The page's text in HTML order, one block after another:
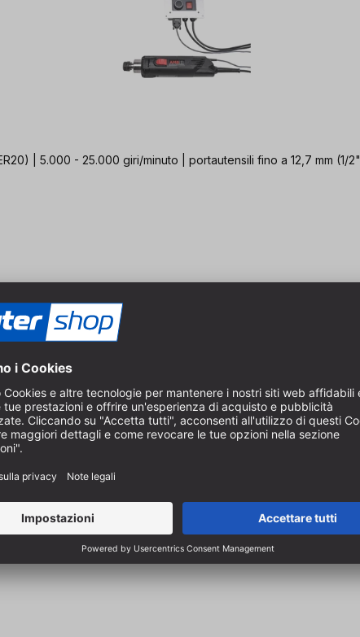
| 5.000 - 25.000 giri/minuto | portautensili fino a 12,7 mm (1/